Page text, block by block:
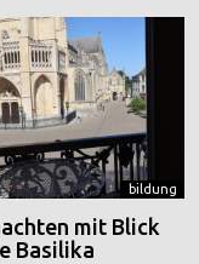
bildung
mit Blick
Basilika